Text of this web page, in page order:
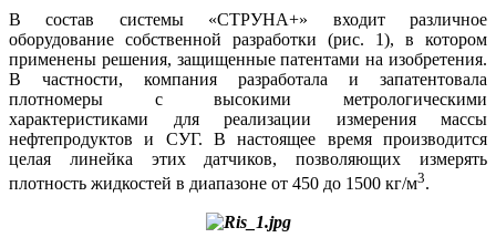
В состав системы «СТРУНА+» входит различное
оборудование собственной разработки (рис. 1), в котором
применены решения, защищенные патентами на изобретения.
В частности, компания разработала и запатентовала
плотномеры с высокими метрологическими
характеристиками для реализации измерения массы
нефтепродуктов и СУГ. В настоящее время производится
целая линейка этих датчиков, позволяющих измерять
плотность жидкостей в диапазоне от 450 до 1500 кг/м3.